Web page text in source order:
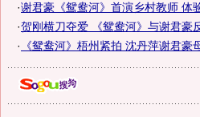
·谢君豪《鸳鸯河》首演乡村教师 体
·贺刚横刀夺爱 《鸳鸯河》与谢君豪
· 《鸳鸯河》梧州紧拍 沈丹萍谢君豪